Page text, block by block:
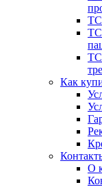
Как
О